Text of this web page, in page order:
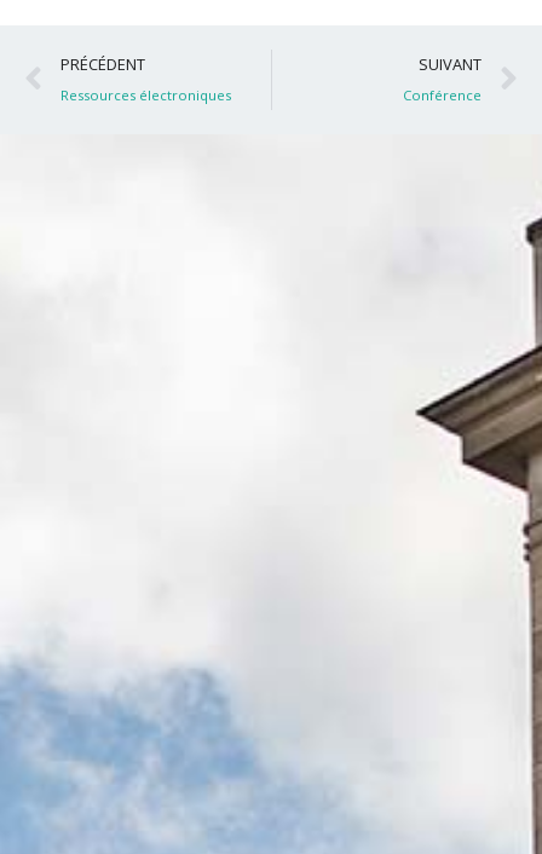
Précédent
PRÉCÉDENT
Ressources électroniques
SUIVANT
Conférence